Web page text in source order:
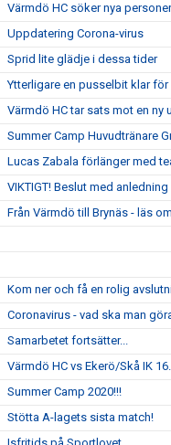
Värmdö HC söker nya
Uppdatering Corona-virus
Sprid lite glädje i dessa tider
Ytterligare en pusselbit klar
Värmdö HC tar sats mot en
Summer Camp Huvudtränare
Lucas Zabala förlänger med
VIKTIGT! Beslut med
Från Värmdö till Brynäs - läs
Kom ner och få en rolig
Coronavirus - vad ska man
Samarbetet fortsätter...
Värmdö HC vs Ekerö/Skå IK
Summer Camp 2020!!!
Stötta A-lagets sista match!